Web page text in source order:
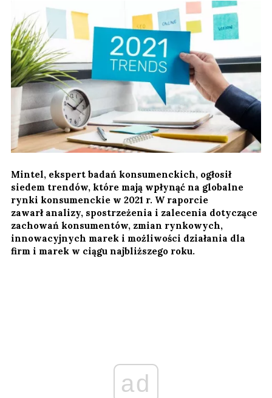
Mintel, ekspert badań konsumenckich, ogłosił
siedem trendów, które mają wpłynąć na globalne
rynki konsumenckie w 2021 r. W raporcie
zawarł analizy, spostrzeżenia i zalecenia dotyczące
zachowań konsumentów, zmian rynkowych,
innowacyjnych marek i możliwości działania dla
firm i marek w ciągu najbliższego roku.
ad